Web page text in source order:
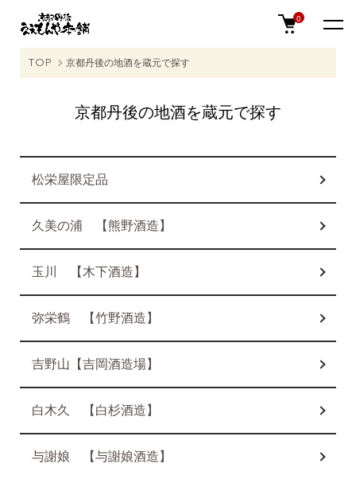
0
TOP 京都丹後の地酒を蔵元で探す
京都丹後の地酒を蔵元で探す
カテゴリー一覧
松栄屋限定品
久美の浦 【熊野酒造】
玉川 【木下酒造】
弥栄鶴 【竹野酒造】
吉野山【吉岡酒造場】
白木久 【白杉酒造】
与謝娘 【与謝娘酒造】